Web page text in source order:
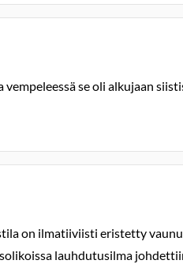
se oli alkujaan
on ilmatiiviisti eristetty
lauhdutusilma